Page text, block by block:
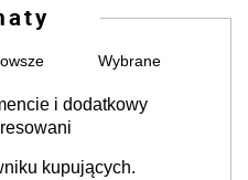
Wybrane
i dodatkowy
kupujących.